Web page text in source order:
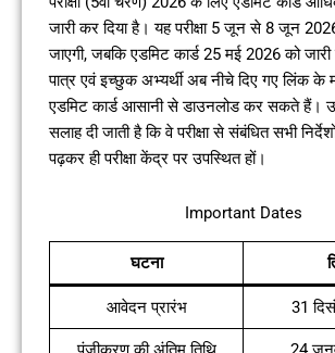
जारी कर दिया है। यह परीक्षा 5 जून से 8 जून
जाएगी, जबकि एडमिट कार्ड 25 मई 2026 को
पात्र एवं इच्छुक अभ्यर्थी अब नीचे दिए गए लिंक के
एडमिट कार्ड आसानी से डाउनलोड कर सकते हैं।
सलाह दी जाती है कि वे परीक्षा से संबंधित सभी
पढ़कर ही परीक्षा केंद्र पर उपस्थित हों।
Important Dates
घटना
आवेदन प्रारंभ 31